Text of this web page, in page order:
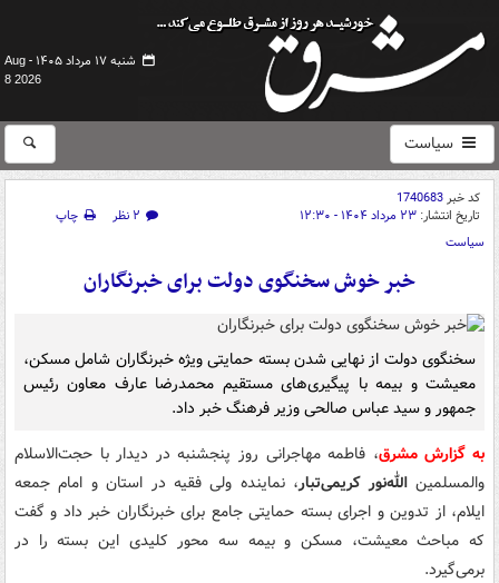
شنبه ۱۷ مرداد ۱۴۰۵ -
Aug
8 2026
سیاست
کد خبر1740683
تاریخ انتشار: ۲۳ مرداد ۱۴۰۴ - ۱۲:۳۰ ۲ نظر
چاپ
سیاست
خبر خوش سخنگوی دولت برای خبرنگاران
سخنگوی دولت از نهایی شدن بسته حمایتی ویژه خبرنگاران شامل مسکن،
معیشت و بیمه با پیگیری‌های مستقیم محمدرضا عارف معاون رئیس
جمهور و سید عباس صالحی وزیر فرهنگ خبر داد.
به گزارش مشرق، فاطمه مهاجرانی روز پنجشنبه در دیدار با حجت‌الاسلام
والمسلمینالله‌نور کریمی‌تبار، نماینده ولی فقیه در استان و امام جمعه
ایلام، از تدوین و اجرای بسته حمایتی جامع برای خبرنگاران خبر داد و گفت
که مباحث معیشت، مسکن و بیمه سه محور کلیدی این بسته را در
برمی‌گیرد.